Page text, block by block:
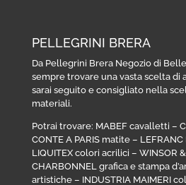
PELLEGRINI BRERA
Da Pellegrini Brera Negozio di
sempre trovare una vasta scelta di
sarai seguito e consigliato nella
materiali.
Potrai trovare: MABEF cavalletti –
CONTE A PARIS matite– LEFRANC
LIQUITEX colori acrilici – WINSOR
CHARBONNEL grafica e stampa
artistiche– INDUSTRIA MAIMERI